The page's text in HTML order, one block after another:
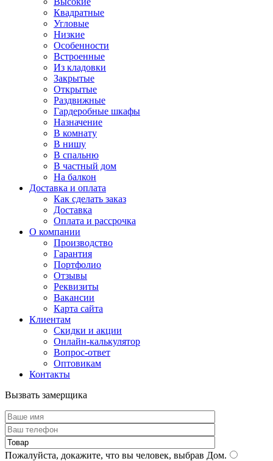
Квадратные
Угловые
Низкие
Особенности
Встроенные
Из кладовки
Закрытые
Открытые
Раздвижные
Гардеробные шкафы
Назначение
В комнату
В нишу
В спальню
В частный дом
На балкон
Доставка и оплата
Как сделать заказ
Доставка
Оплата и рассрочка
О компании
Производство
Гарантия
Портфолио
Отзывы
Реквизиты
Вакансии
Карта сайта
Клиентам
Скидки и акции
Онлайн-калькулятор
Вопрос-ответ
Оптовикам
Контакты
Вызвать замерщика
Пожалуйста, докажите, что вы человек, выбрав Дом.